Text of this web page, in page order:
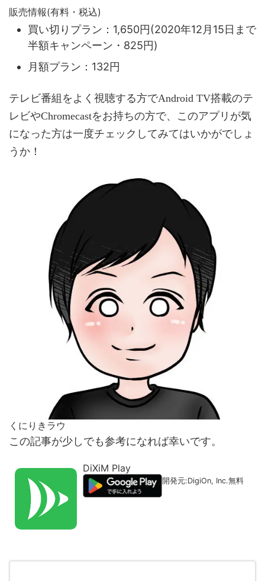
販売情報(有料・税込)
買い切りプラン：1,650円(2020年12月15日まで
半額キャンペーン・825円)
月額プラン：132円
テレビ番組をよく視聴する方でAndroid TV搭載のテ
レビやChromecastをお持ちの方で、このアプリが気
になった方は一度チェックしてみてはいかがでしょ
うか！
くにりきラウ
この記事が少しでも参考になれば幸いです。
DiXiM Play
開発元:DigiOn, Inc.無料